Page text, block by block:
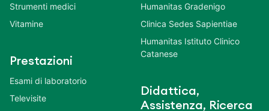
Strumenti medici
Vitamine
Prestazioni
Esami di laboratorio
Televisite
Humanitas Gradenigo
Clinica Sedes Sapientiae
Humanitas Istituto Clinico
Catanese
Didattica,
Assistenza, Ricerca